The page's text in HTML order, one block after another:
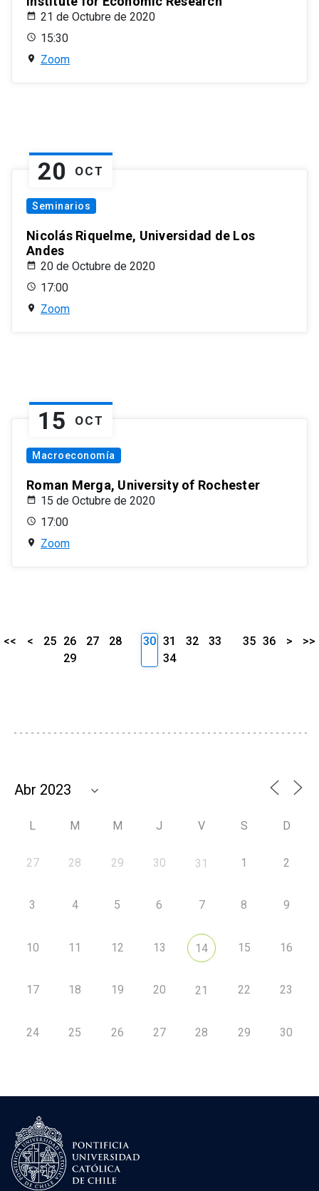
21 de Octubre de 2020
15:30
Zoom
20 OCT
Seminarios
Nicolás Riquelme, Universidad de Los
Andes
20 de Octubre de 2020
17:00
Zoom
15 OCT
Macroeconomía
Roman Merga, University of Rochester
15 de Octubre de 2020
17:00
Zoom
<< < 25 26 27
28
29
30 31 32
33
34
35 36 > >>
L M M J V S D
27 28 29 30 31 1 2
3 4 5 6 7 8 9
10 11 12 13 14 15 16
17 18 19 20 21 22 23
24 25 26 27 28 29 30